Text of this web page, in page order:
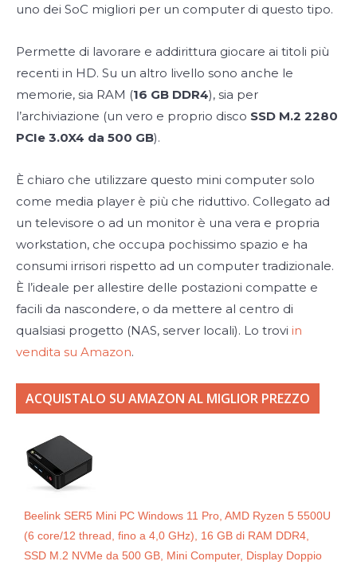
uno dei SoC migliori per un computer di questo tipo.
Permette di lavorare e addirittura giocare ai titoli più
recenti in HD. Su un altro livello sono anche le
memorie, sia RAM (16 GB DDR4), sia per
l’archiviazione (un vero e proprio disco SSD M.2 2280
PCIe 3.0X4 da 500 GB).
È chiaro che utilizzare questo mini computer solo
come media player è più che riduttivo. Collegato ad
un televisore o ad un monitor è una vera e propria
workstation, che occupa pochissimo spazio e ha
consumi irrisori rispetto ad un computer tradizionale.
È l’ideale per allestire delle postazioni compatte e
facili da nascondere, o da mettere al centro di
qualsiasi progetto (NAS, server locali). Lo trovi in
vendita su Amazon.
ACQUISTALO SU AMAZON AL MIGLIOR PREZZO
Beelink SER5 Mini PC Windows 11 Pro, AMD Ryzen 5 5500U
(6 core/12 thread, fino a 4,0 GHz), 16 GB di RAM DDR4,
SSD M.2 NVMe da 500 GB, Mini Computer, Display Doppio